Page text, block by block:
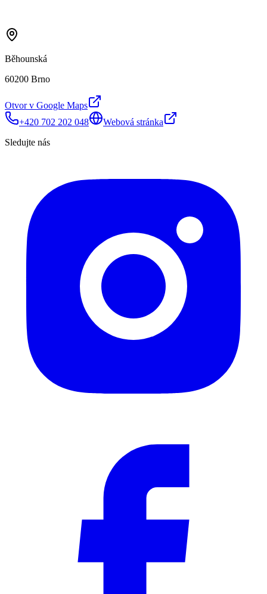
Běhounská
60200 Brno
Otvor v Google Maps
+420 702 202 048
Webová stránka
Sledujte nás